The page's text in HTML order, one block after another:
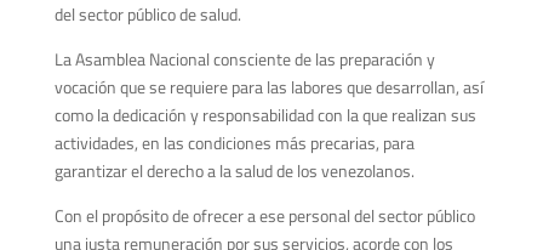
del sector público de salud.
La Asamblea Nacional consciente de las preparación y
vocación que se requiere para las labores que desarrollan, así
como la dedicación y responsabilidad con la que realizan sus
actividades, en las condiciones más precarias, para
garantizar el derecho a la salud de los venezolanos.
Con el propósito de ofrecer a ese personal del sector público
una justa remuneración por sus servicios, acorde con los